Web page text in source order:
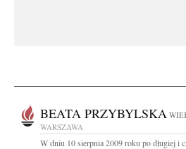
BEATA PRZYBYLSKA
WARSZAWA
W dniu 10 sierpnia 2009 roku po długiej i